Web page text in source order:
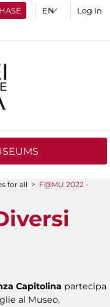
Log In
for all > F@MU 2022 -
Capitolina partecipa
al Museo,